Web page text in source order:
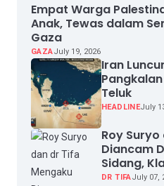
Empat Warga
Anak, Tewas dalam
Gaza
GAZAJuly 19, 2026
Iran
Teluk
HEADLINEJuly
Roy
Diancam
Sidang,
dan
DR TIFAJuly 07,